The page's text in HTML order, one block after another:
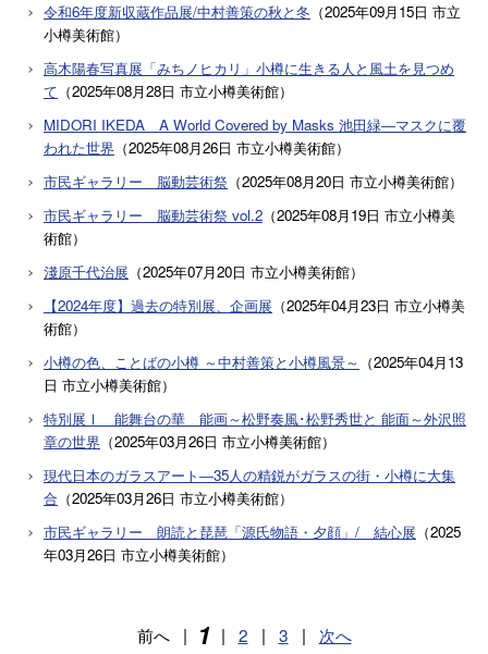
令和6年度新収蔵作品展/中村善策の秋と冬 （2025年09月15日 市立
小樽美術館）
高木陽春写真展「みちノヒカリ」小樽に生きる人と風土を見つめ
て （2025年08月28日 市立小樽美術館）
MIDORI IKEDA A World Covered by Masks 池田緑―マスクに覆
われた世界 （2025年08月26日 市立小樽美術館）
市民ギャラリー 脳動芸術祭 （2025年08月20日 市立小樽美術館）
市民ギャラリー 脳動芸術祭 vol.2 （2025年08月19日 市立小樽美
術館）
淺原千代治展 （2025年07月20日 市立小樽美術館）
【2024年度】過去の特別展、企画展 （2025年04月23日 市立小樽美
術館）
小樽の色、ことばの小樽 ～中村善策と小樽風景～ （2025年04月13
日 市立小樽美術館）
特別展Ⅰ 能舞台の華 能画～松野奏風･松野秀世と 能面～外沢照
章の世界 （2025年03月26日 市立小樽美術館）
現代日本のガラスアート―35人の精鋭がガラスの街・小樽に大集
合 （2025年03月26日 市立小樽美術館）
市民ギャラリー 朗読と琵琶「源氏物語・夕顔」/ 結心展 （2025
年03月26日 市立小樽美術館）
前へ | 1 | 2 | 3 | 次へ